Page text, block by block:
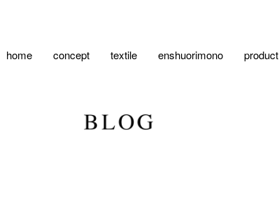
home concept textile enshuorimono product